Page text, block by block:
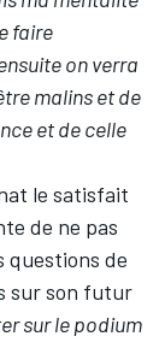
faire
on verra
malins et de
et de celle
le satisfait
de ne pas
questions de
sur son futur
sur le podium